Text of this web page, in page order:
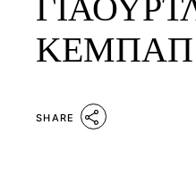
ΚΕΜΠΑΠ
SHARE